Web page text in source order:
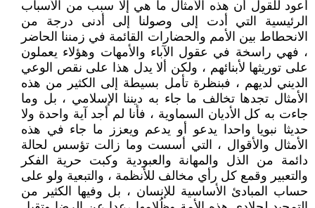
أعود للقول أن هذه الأمثال ما هي إلا سبب من الأسباب
الرئيسية التي أدت إلى وصولنا إلى أدنى درجة من
الانحطاط بين الأمم والحضارات القائمة في زمننا الحاضر
، فهي راسخة في عقول الآباء والأمهات وهؤلاء يعملون
على توريثها لأبنائهم ، ولكن ألا يدل هذا على نقص الوعي
الديني لديهم ، فبنظرة تأمل بسيطة إلى الكثير من هذه
الأمثال تجدها تخالف ما جاء به ديننا الإسلامي ، بل وما
جاءت به كل الأديان السماوية ، فأنا لم أجد آية واحدة ولا
حديثا نبويا واحدا يدعو أو يدعم ويعزز ما جاء في هذه
الأمثال والأقوال ، التي أسست وما زالت تؤسس لحالة
دائمة من الذل والمهانة والعبودية وكبت حرية الفكر
والتعبير وقمع كل رأي مخالف للأنظمة ، والتبعية ولو على
حساب المبادئ الأساسية للإنسان ، بل وفيها الكثير من